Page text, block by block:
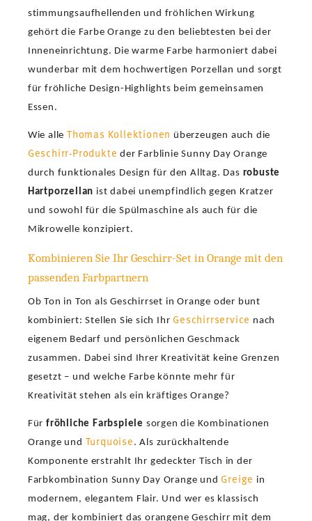
stimmungsaufhellenden und fröhlichen Wirkung
gehört die Farbe Orange zu den beliebtesten bei der
Inneneinrichtung. Die warme Farbe harmoniert dabei
wunderbar mit dem hochwertigen Porzellan und sorgt
für fröhliche Design-Highlights beim gemeinsamen
Essen.
Wie alleThomas Kollektionen überzeugen auch die
Geschirr-Produkte der Farblinie Sunny Day Orange
durch funktionales Design für den Alltag. Das robuste
Hartporzellan ist dabei unempfindlich gegen Kratzer
und sowohl für die Spülmaschine als auch für die
Mikrowelle konzipiert.
Kombinieren Sie Ihr Geschirr-Set in Orange mit den
passenden Farbpartnern
Ob Ton in Ton als Geschirrset in Orange oder bunt
kombiniert: Stellen Sie sich Ihr Geschirrservice nach
eigenem Bedarf und persönlichen Geschmack
zusammen. Dabei sind Ihrer Kreativität keine Grenzen
gesetzt – und welche Farbe könnte mehr für
Kreativität stehen als ein kräftiges Orange?
Fürfröhliche Farbspiele sorgen die Kombinationen
Orange und Turquoise . Als zurückhaltende
Komponente erstrahlt Ihr gedeckter Tisch in der
Farbkombination Sunny Day Orange und Greige in
modernem, elegantem Flair. Und wer es klassisch
mag, der kombiniert das orangene Geschirr mit dem